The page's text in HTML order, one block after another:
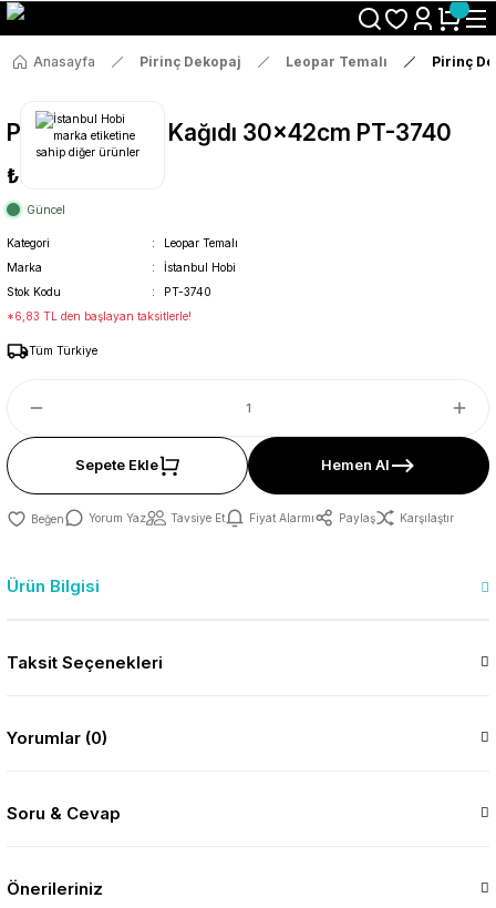
Size Özel "HG10" Koduyla Sepette Hemen %10 İndirimi Kaçırma
Anasayfa Pirinç Dekopaj Leopar Temalı Pirinç
Pirinç Dekopaj Kağıdı 30x42cm PT-3740
₺36
Güncel
Kategori
Leopar Temalı
Marka
İstanbul Hobi
Stok Kodu
PT-3740
*6,83 TL den başlayan taksitlerle!
Tüm Türkiye
Sepete Ekle Hemen Al
Yorum Yaz Tavsiye Et Fiyat Alarmı Paylaş Karşılaştır
Ürün Bilgisi
Taksit Seçenekleri
Yorumlar (0)
Soru & Cevap
Önerileriniz